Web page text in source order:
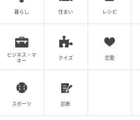
す。
の記事をもっとみる
暮らし 住まい レシピ
ビジネス・マ
ネー
クイズ 恋愛
スポーツ 診断